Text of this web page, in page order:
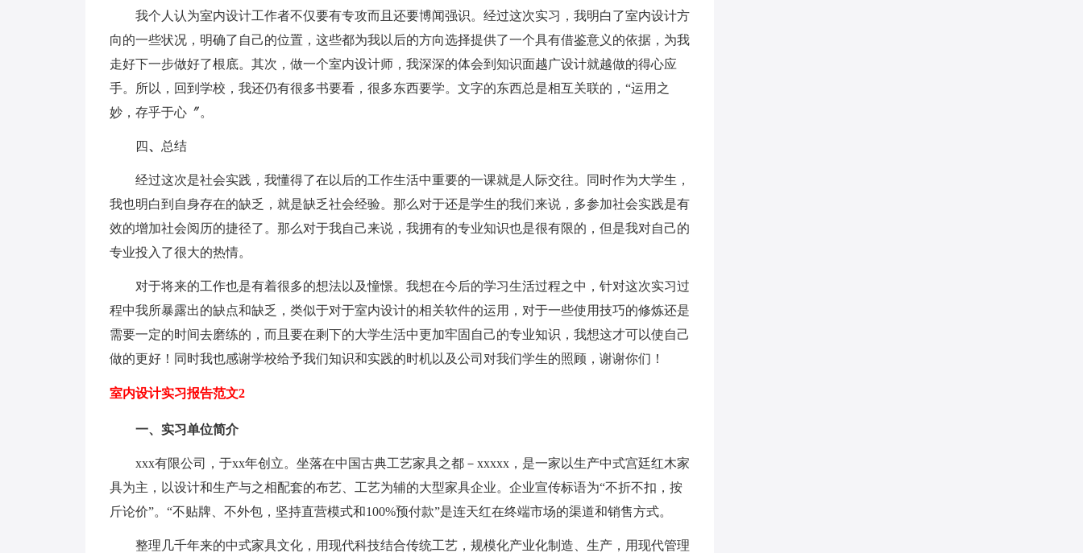
我个人认为室内设计工作者不仅要有专攻而且还要博闻强识。经过这次实习，我明白了室内设计方
向的一些状况，明确了自己的位置，这些都为我以后的方向选择提供了一个具有借鉴意义的依据，为我
走好下一步做好了根底。其次，做一个室内设计师，我深深的体会到知识面越广设计就越做的得心应
手。所以，回到学校，我还仍有很多书要看，很多东西要学。文字的东西总是相互关联的，“运用之
妙，存乎于心〞。
四、 总结
经过这次是社会实践，我懂得了在以后的工作生活中重要的一课就是人际交往。同时作为大学生，
我也明白到自身存在的缺乏，就是缺乏社会经验。那么对于还是学生的我们来说，多参加社会实践是有
效的增加社会阅历的捷径了。那么对于我自己来说，我拥有的专业知识也是很有限的，但是我对自己的
专业投入了很大的热情。
对于将来的工作也是有着很多的想法以及憧憬。我想在今后的学习生活过程之中，针对这次实习过
程中我所暴露出的缺点和缺乏，类似于对于室内设计的相关软件的运用，对于一些使用技巧的修炼还是
需要一定的时间去磨练的，而且要在剩下的大学生活中更加牢固自己的专业知识，我想这才可以使自己
做的更好！同时我也感谢学校给予我们知识和实践的时机以及公司对我们学生的照顾，谢谢你们！
室内设计实习报告范文2
一、实习单位简介
xxx有限公司，于xx年创立。坐落在中国古典工艺家具之都－xxxxx，是一家以生产中式宫廷红木家
具为主，以设计和生产与之相配套的布艺、工艺为辅的大型家具企业。企业宣传标语为“不折不扣，按
斤论价”。“不贴牌、不外包，坚持直营模式和100%预付款”是连天红在终端市场的渠道和销售方式。
整理几千年来的中式家具文化，用现代科技结合传统工艺，规模化产业化制造、生产，用现代管理